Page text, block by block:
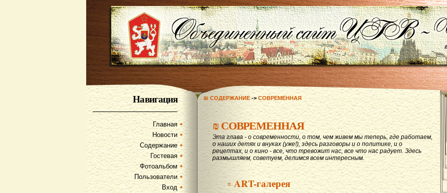
Навигация
Главная
Новости
Содержание
Гостевая
Фотоальбом
Пользователи
Вход
₪ СОДЕРЖАНИЕ -> СОВРЕМЕННАЯ
₪СОВРЕМЕННАЯ
Эта глава - о современности, о том, чем живем мы теперь, где работаем,
о наших детях и внуках (уже!), здесь разговоры и о политике, и о
рецептах, и о кино - все, что тревожит нас, все что нас радует. Здесь
размышляем, советуем, делимся всем интересным.
▫ ART-галерея